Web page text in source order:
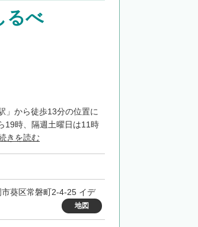
るべ
」から徒歩13分の位置に
19時、隔週土曜日は11時
きを読む
葵区常磐町2-4-25 イデ
地図